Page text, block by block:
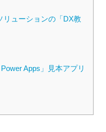
リューションの「DX教
Apps」見本アプリ